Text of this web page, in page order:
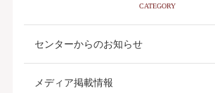
CATEGORY
センターからのお知らせ
メディア掲載情報